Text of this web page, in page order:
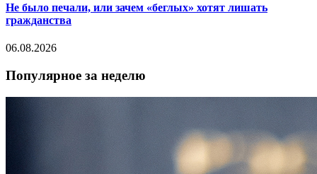
Не было печали, или зачем «беглых» хотят лишать
гражданства
06.08.2026
Популярное за неделю